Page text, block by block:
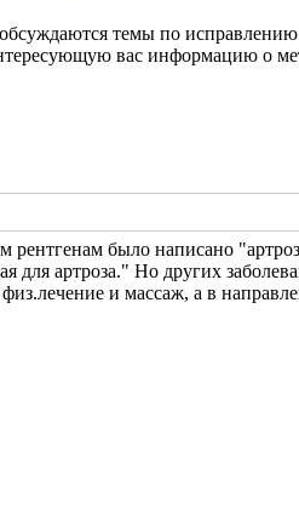
темы по
вас информацию о
было написано
для артроза." Но других
физ.лечение и массаж, а в